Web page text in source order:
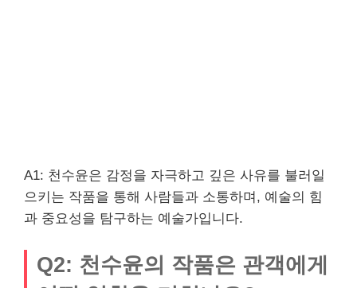
A1: 천수윤은 감정을 자극하고 깊은 사유를 불러일
으키는 작품을 통해 사람들과 소통하며, 예술의 힘
과 중요성을 탐구하는 예술가입니다.
Q2: 천수윤의 작품은 관객에게